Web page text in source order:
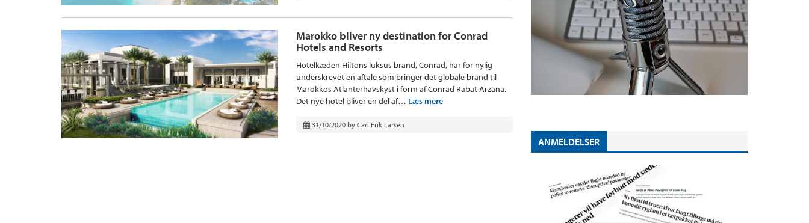
Marokko bliver ny destination for Conrad
Hotels and Resorts
Hotelkæden Hiltons luksus brand, Conrad, har for nylig
underskrevet ​​en aftale som bringer det globale brand til
Marokkos Atlanterhavskyst i form af Conrad Rabat Arzana.
Det nye hotel bliver en del af… Læs mere
31/10/2020 by Carl Erik Larsen
ANMELDELSER